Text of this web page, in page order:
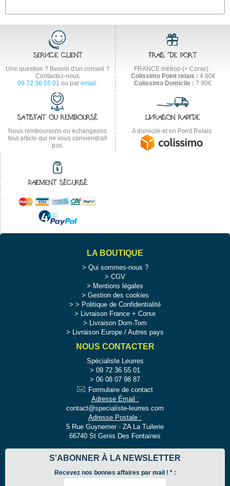
SERVICE CLIENT
Une question ? Besoin d'un conseil ?
Contactez-nous
09 72 36 55 01 ou par email.
FRAIS DE PORT
FRANCE métrop (+ Corse) :
Colissimo Point relais : 4.90€
Colissimo Domicile : 7.90€
SATISFAIT OU REMBOURSÉ
Nous remboursons ou échangeons
tout article qui ne vous conviendrait
pas.
LIVRAISON RAPIDE
A domicile et en Point Relais.
PAIEMENT SÉCURISÉ
LA BOUTIQUE
Qui sommes-nous ?
CGV
Mentions légales
Gestion des cookies
>
Politique de Confidentialité
Livraison France + Corse
Livraison Dom-Tom
Livraison Europe / Autres pays
NOUS CONTACTER
Spécialiste Leurres
09 72 36 55 01
06 08 07 98 87
Formulaire de contact
Adresse Émail :
contact@specialiste-leurres.com
Adresse Postale :
5 Rue Guynemer - ZA La Tuilerie
66740 St Genis Des Fontaines
S'ABONNER À LA NEWSLETTER
Recevez nos bonnes affaires par mail ! *: